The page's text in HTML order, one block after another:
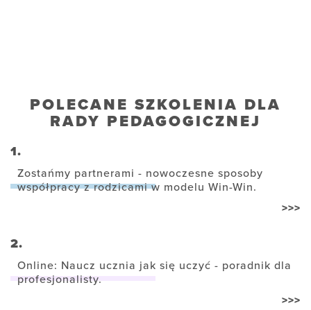
POLECANE SZKOLENIA DLA
RADY PEDAGOGICZNEJ
1.
Zostańmy partnerami - nowoczesne sposoby
współpracy z rodzicami w modelu Win-Win.
>>>
2.
Online: Naucz ucznia jak się uczyć - poradnik dla
profesjonalisty.
>>>